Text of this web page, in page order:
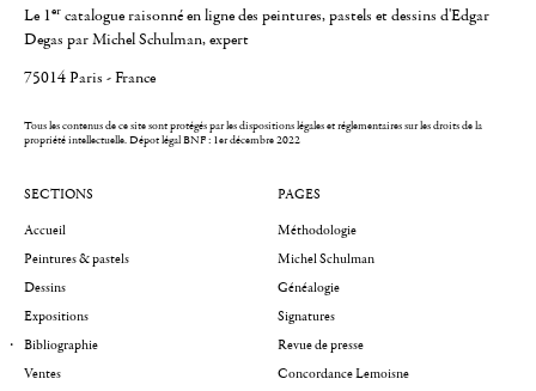
Le 1er catalogue raisonné en ligne des peintures, pastels et dessins d'Edgar
Degas par Michel Schulman, expert
75014 Paris - France
Tous les contenus de ce site sont protégés par les dispositions légales et réglementaires sur les droits de la
propriété intellectuelle.Dépot légal BNF : 1er décembre 2022
SECTIONS
Accueil
Peintures & pastels
Dessins
Expositions
Bibliographie
Ventes
PAGES
Méthodologie
Michel Schulman
Généalogie
Signatures
Revue de presse
Concordance Lemoisne